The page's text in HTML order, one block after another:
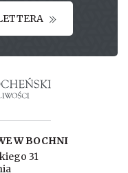
w Bochni
W BOCHNI
31